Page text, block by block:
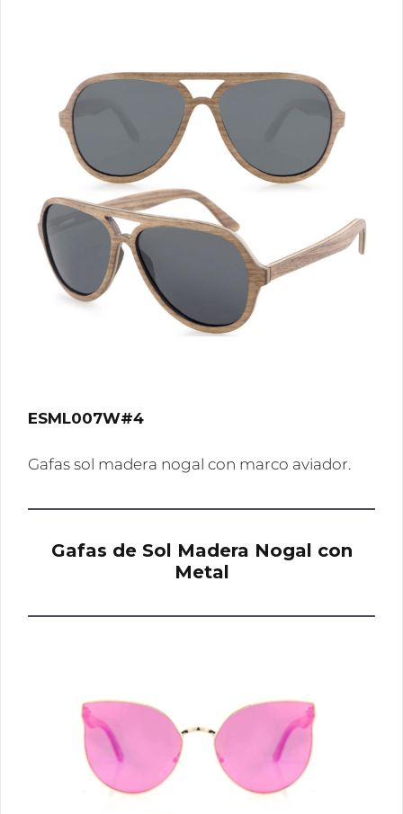
ESML007W#4
Gafas sol madera nogal con marco aviador.
Gafas de Sol Madera Nogal con
Metal